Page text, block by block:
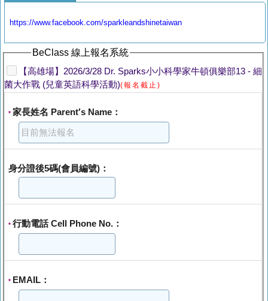
https://www.facebook.com/sparkleandshinetaiwan
BeClass 線上報名系統
【高雄場】2026/3/28 Dr. Sparks小小科學家牛頓俱樂部13 - 細
菌大作戰 (兒童英語科學活動)(報名截止)
* 家長姓名 Parent′s Name：
身分證後5碼(會員編號)：
* 行動電話 Cell Phone No.：
* EMAIL：